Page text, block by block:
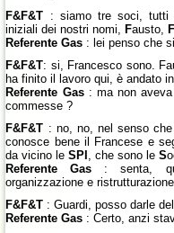
F&F&T : siamo tre soci, tutti
iniziali dei nostri nomi, Fausto,
Referente Gas : lei penso che
F&F&T: si, Francesco sono.
ha finito il lavoro qui, è andato
Referente Gas: ma non aveva
commesse ?
F&F&T : no, no, nel senso
conosce bene il Francese e
da vicino leSPI , che sono leS
Referente Gas : senta,
organizzazione e
F&F&T : Guardi, posso darle
Referente Gas : Certo, anzi